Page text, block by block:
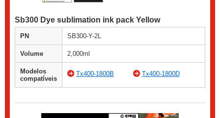
Sb300 Dye sublimation ink pack Yellow
PN SB300-Y-2L
Volume 2,000ml
Modelos
compatíveis
Tx400-1800B Tx400-1800D